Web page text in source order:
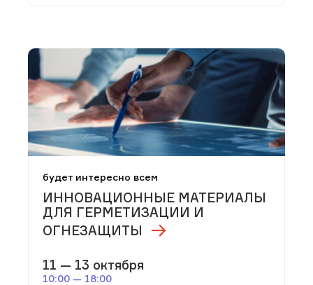
будет интересно всем
ИННОВАЦИОННЫЕ МАТЕРИАЛЫ
ДЛЯ ГЕРМЕТИЗАЦИИ И
ОГНЕЗАЩИТЫ
11 — 13 октября
10:00 — 18:00